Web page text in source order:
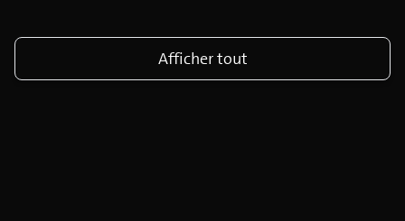
Afficher tout